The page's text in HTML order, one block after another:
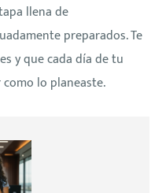
llena de
preparados. Te
y que cada día de tu
lo planeaste.